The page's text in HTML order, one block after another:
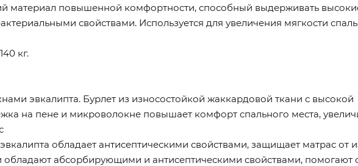
материал повышенной комфортности, способный выдерживать
свойствами. Используется для увеличения мягкости
кг.
эвкалипта. Бурлет из износостойкой жаккардовой ткани с высокой
на пене и микроволокне повышает комфорт спального места,
обладает антисептическими свойствами, защищает матрас от
абсорбирующими и антисептическими свойствами, помогают